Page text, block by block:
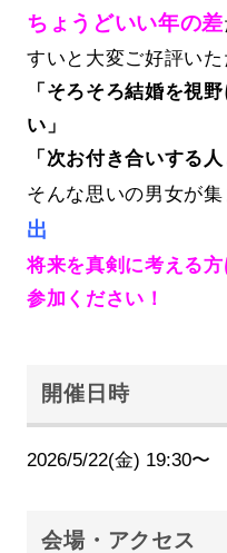
ちょうどいい年の差
すいと大変ご好評いた
「そろそろ結婚を視
い」
「次お付き合いする
そんな思いの男女が
出
将来を真剣に考える
参加ください！
開催日時
2026/5/22(金) 19:30〜
会場・アクセス